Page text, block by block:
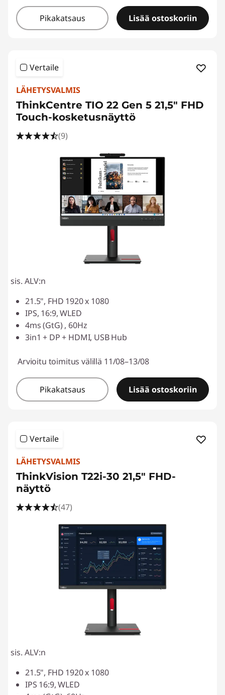
Pikakatsaus Lisää ostoskoriin
Vertaile
LÄHETYSVALMIS
ThinkCentre TIO 22 Gen 5 21,5" FHD
Touch-kosketusnäyttö
(9)
sis. ALV:n
21.5", FHD 1920 x 1080
IPS, 16:9, WLED
4ms (GtG) , 60Hz
3in1 + DP + HDMI, USB Hub
Arvioitu toimitus välillä 11/08–13/08
Pikakatsaus Lisää ostoskoriin
Vertaile
LÄHETYSVALMIS
ThinkVision T22i-30 21,5" FHD-
näyttö
(47)
sis. ALV:n
21.5", FHD 1920 x 1080
IPS 16:9, WLED